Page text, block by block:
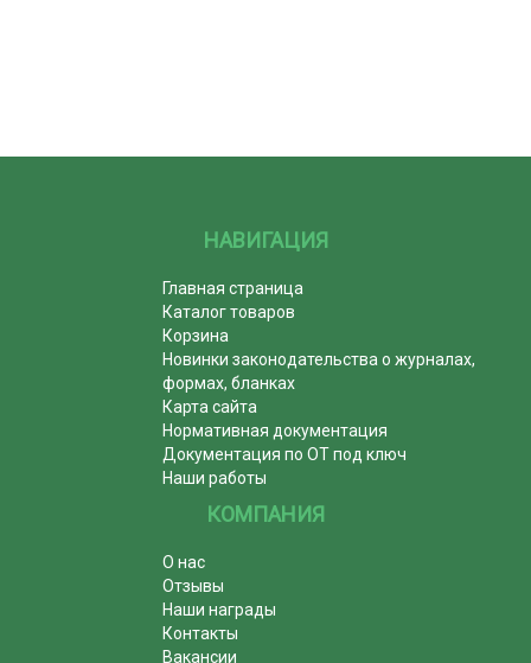
НАВИГАЦИЯ
Главная страница
Каталог товаров
Корзина
Новинки законодательства о журналах,
формах, бланках
Карта сайта
Нормативная документация
Документация по ОТ под ключ
Наши работы
КОМПАНИЯ
О нас
Отзывы
Наши награды
Контакты
Вакансии